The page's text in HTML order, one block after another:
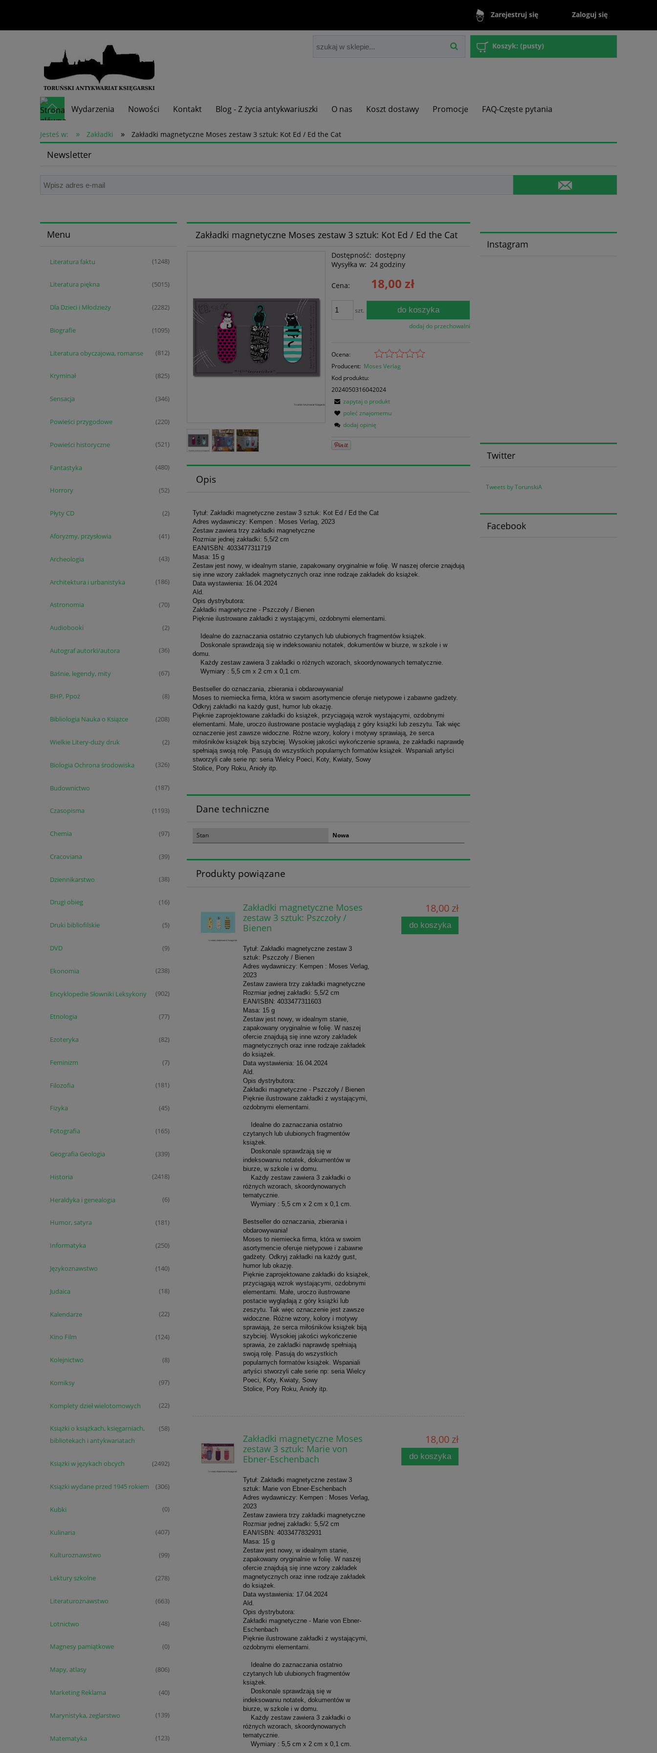
Zarejestruj się Zaloguj się
Koszyk: (pusty)
Wydarzenia Nowości Kontakt Blog - Z życia antykwariuszki O nas Koszt dostawy Promocje FAQ-Częste pytania
Skup książek
Jesteś w: » Zakładki » Zakładki magnetyczne Moses zestaw 3 sztuk: Kot Ed / Ed the Cat
Newsletter
Menu
Literatura faktu (1248)
Literatura piękna (5015)
Dla Dzieci i Młodzieży (2282)
Biografie (1095)
Literatura obyczajowa, romanse (812)
Kryminał (825)
Sensacja (346)
Powieści przygodowe (220)
Powieści historyczne (521)
Fantastyka (480)
Horrory (52)
Płyty CD (2)
Aforyzmy, przysłowia (41)
Archeologia (43)
Architektura i urbanistyka (186)
Astronomia (70)
Audiobooki (2)
Autograf autorki/autora (36)
Baśnie, legendy, mity (67)
BHP, Ppoż (8)
Bibliologia Nauka o Książce (208)
Wielkie Litery-duży druk (2)
Biologia Ochrona środowiska (326)
Budownictwo (187)
Czasopisma (1193)
Chemia (97)
Cracoviana (39)
Dziennikarstwo (38)
Drugi obieg (16)
Druki bibliofilskie (5)
DVD (9)
Ekonomia (238)
Encyklopedie Słowniki Leksykony (902)
Etnologia (77)
Ezoteryka (82)
Feminizm (7)
Filozofia (181)
Fizyka (45)
Fotografia (165)
Geografia Geologia (339)
Historia (2418)
Heraldyka i genealogia (6)
Humor, satyra (181)
Informatyka (250)
Językoznawstwo (140)
Judaica (18)
Kalendarze (22)
Kino Film (124)
Kolejnictwo (8)
Komiksy (97)
Komplety dzieł wielotomowych (22)
Książki o książkach, księgarniach,
bibliotekach i antykwariatach
(58)
Książki w językach obcych (2492)
Książki wydane przed 1945 rokiem (306)
Kubki (0)
Kulinaria (407)
Kulturoznawstwo (99)
Lektury szkolne (278)
Literaturoznawstwo (663)
Lotnictwo (48)
Magnesy pamiątkowe (0)
Mapy, atlasy (806)
Marketing Reklama (40)
Marynistyka, żeglarstwo (139)
Matematyka (123)
Zakładki magnetyczne Moses zestaw 3 sztuk: Kot Ed / Ed the Cat
Dostępność: dostępny
Wysyłka w: 24 godziny
Cena: 18,00 zł
szt. do koszyka
dodaj do przechowalni
Ocena:
Producent: Moses Verlag
Kod produktu:
2024050316042024
zapytaj o produkt
poleć znajomemu
dodaj opinię
Opis
Tytuł: Zakładki magnetyczne zestaw 3 sztuk: Kot Ed / Ed the Cat
Adres wydawniczy: Kempen : Moses Verlag, 2023
Zestaw zawiera trzy zakładki magnetyczne
Rozmiar jednej zakładki: 5,5/2 cm
EAN/ISBN: 4033477311719
Masa: 15 g
Zestaw jest nowy, w idealnym stanie, zapakowany oryginalnie w folię. W naszej ofercie znajdują
się inne wzory zakładek magnetycznych oraz inne rodzaje zakładek do książek.
Data wystawienia: 16.04.2024
Ald.
Opis dystrybutora:
Zakładki magnetyczne - Pszczoły / Bienen
Pięknie ilustrowane zakładki z wystającymi, ozdobnymi elementami.
Idealne do zaznaczania ostatnio czytanych lub ulubionych fragmentów książek.
Doskonale sprawdzają się w indeksowaniu notatek, dokumentów w biurze, w szkole i w
domu.
Każdy zestaw zawiera 3 zakładki o różnych wzorach, skoordynowanych tematycznie.
Wymiary : 5,5 cm x 2 cm x 0,1 cm.
Bestseller do oznaczania, zbierania i obdarowywania!
Moses to niemiecka firma, która w swoim asortymencie oferuje nietypowe i zabawne gadżety.
Odkryj zakładki na każdy gust, humor lub okazję.
Pięknie zaprojektowane zakładki do książek, przyciągają wzrok wystającymi, ozdobnymi
elementami. Małe, uroczo ilustrowane postacie wyglądają z góry książki lub zeszytu. Tak więc
oznaczenie jest zawsze widoczne. Różne wzory, kolory i motywy sprawiają, że serca
miłośników książek biją szybciej. Wysokiej jakości wykończenie sprawia, że zakładki naprawdę
spełniają swoją rolę. Pasują do wszystkich popularnych formatów książek. Wspaniali artyści
stworzyli całe serie np: seria Wielcy Poeci, Koty, Kwiaty, Sowy
Stolice, Pory Roku, Anioły itp.
Dane techniczne
Stan Nowa
Produkty powiązane
Zakładki magnetyczne Moses
zestaw 3 sztuk: Pszczoły /
Bienen
Tytuł: Zakładki magnetyczne zestaw 3
sztuk: Pszczoły / Bienen
Adres wydawniczy: Kempen : Moses Verlag,
2023
Zestaw zawiera trzy zakładki magnetyczne
Rozmiar jednej zakładki: 5,5/2 cm
EAN/ISBN: 4033477311603
Masa: 15 g
Zestaw jest nowy, w idealnym stanie,
zapakowany oryginalnie w folię. W naszej
ofercie znajdują się inne wzory zakładek
magnetycznych oraz inne rodzaje zakładek
do książek.
Data wystawienia: 16.04.2024
Ald.
Opis dystrybutora:
Zakładki magnetyczne - Pszczoły / Bienen
Pięknie ilustrowane zakładki z wystającymi,
ozdobnymi elementami.
Idealne do zaznaczania ostatnio
czytanych lub ulubionych fragmentów
książek.
Doskonale sprawdzają się w
indeksowaniu notatek, dokumentów w
biurze, w szkole i w domu.
Każdy zestaw zawiera 3 zakładki o
różnych wzorach, skoordynowanych
tematycznie.
Wymiary : 5,5 cm x 2 cm x 0,1 cm.
Bestseller do oznaczania, zbierania i
obdarowywania!
Moses to niemiecka firma, która w swoim
asortymencie oferuje nietypowe i zabawne
gadżety. Odkryj zakładki na każdy gust,
humor lub okazję.
Pięknie zaprojektowane zakładki do książek,
przyciągają wzrok wystającymi, ozdobnymi
elementami. Małe, uroczo ilustrowane
postacie wyglądają z góry książki lub
zeszytu. Tak więc oznaczenie jest zawsze
widoczne. Różne wzory, kolory i motywy
sprawiają, że serca miłośników książek biją
szybciej. Wysokiej jakości wykończenie
sprawia, że zakładki naprawdę spełniają
swoją rolę. Pasują do wszystkich
popularnych formatów książek. Wspaniali
artyści stworzyli całe serie np: seria Wielcy
Poeci, Koty, Kwiaty, Sowy
Stolice, Pory Roku, Anioły itp.
18,00 zł
do koszyka
Zakładki magnetyczne Moses
zestaw 3 sztuk: Marie von
Ebner-Eschenbach
Tytuł: Zakładki magnetyczne zestaw 3
sztuk: Marie von Ebner-Eschenbach
Adres wydawniczy: Kempen : Moses Verlag,
2023
Zestaw zawiera trzy zakładki magnetyczne
Rozmiar jednej zakładki: 5,5/2 cm
EAN/ISBN: 4033477832931
Masa: 15 g
Zestaw jest nowy, w idealnym stanie,
zapakowany oryginalnie w folię. W naszej
ofercie znajdują się inne wzory zakładek
magnetycznych oraz inne rodzaje zakładek
do książek.
Data wystawienia: 17.04.2024
Ald.
Opis dystrybutora:
Zakładki magnetyczne - Marie von Ebner-
Eschenbach
Pięknie ilustrowane zakładki z wystającymi,
ozdobnymi elementami.
Idealne do zaznaczania ostatnio
czytanych lub ulubionych fragmentów
książek.
Doskonale sprawdzają się w
indeksowaniu notatek, dokumentów w
biurze, w szkole i w domu.
Każdy zestaw zawiera 3 zakładki o
różnych wzorach, skoordynowanych
tematycznie.
Wymiary : 5,5 cm x 2 cm x 0,1 cm.
18,00 zł
do koszyka
Instagram
Twitter
Tweets by TorunskiA
Facebook